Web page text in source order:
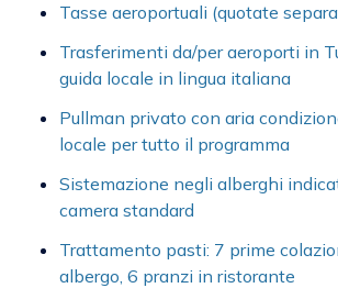
Tasse aeroportuali (quotate
Trasferimenti da/per aeroporti in
guida locale in lingua italiana
Pullman privato con aria
locale per tutto il programma
Sistemazione negli alberghi
camera standard
Trattamento pasti: 7 prime
albergo, 6 pranzi in ristorante